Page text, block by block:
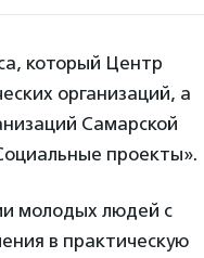
который Центр
организаций, а
Самарской
проекты».
молодых людей с
в практическую